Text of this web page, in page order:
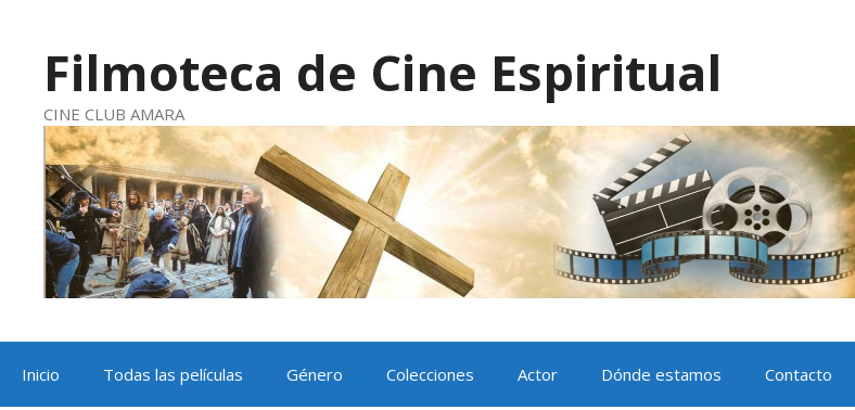
Filmoteca de Cine Espiritual
CINE CLUB AMARA
Inicio Todas las películas Género Colecciones Actor Dónde estamos Contacto